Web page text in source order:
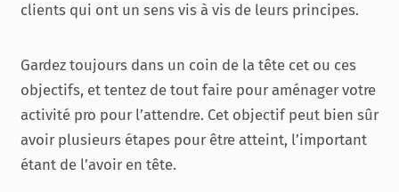
clients qui ont un sens vis à vis de leurs principes.
Gardez toujours dans un coin de la tête cet ou ces
objectifs, et tentez de tout faire pour aménager votre
activité pro pour l’attendre. Cet objectif peut bien sûr
avoir plusieurs étapes pour être atteint, l’important
étant de l’avoir en tête.